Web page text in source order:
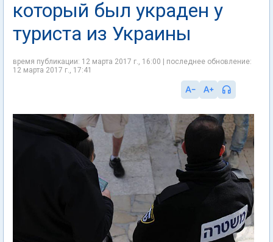
который был украден у
туриста из Украины
время публикации: 12 марта 2017 г., 16:00 | последнее обновление:
12 марта 2017 г., 17:41